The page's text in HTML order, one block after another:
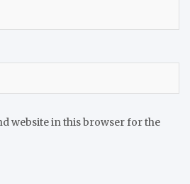
website in this browser for the